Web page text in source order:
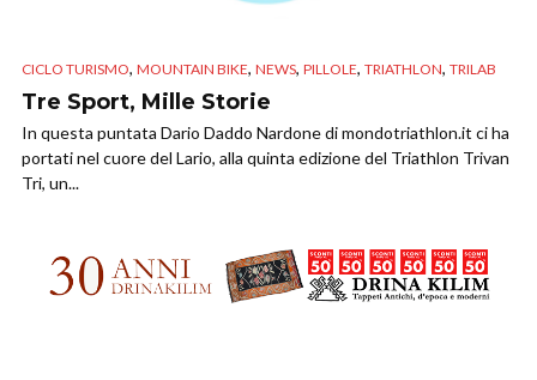
CICLO TURISMO, MOUNTAIN BIKE, NEWS, PILLOLE, TRIATHLON, TRILAB
Tre Sport, Mille Storie
In questa puntata Dario Daddo Nardone di mondotriathlon.it ci ha
portati nel cuore del Lario, alla quinta edizione del Triathlon Trivan
Tri, un...